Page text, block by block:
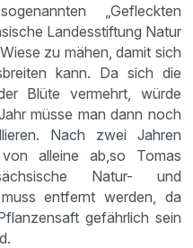
„Gefleckten
Landesstiftung Natur
zu mähen, damit sich
kann. Da sich die
Blüte vermehrt, würde
müsse man dann noch
Nach zwei Jahren
alleine ab,so Tomas
Natur- und
entfernt werden, da
gefährlich sein